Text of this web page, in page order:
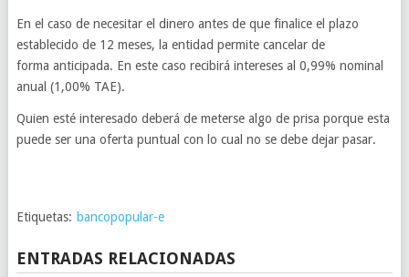
En el caso de necesitar el dinero antes de que finalice el plazo
establecido de 12 meses, la entidad permite cancelar de
forma anticipada. En este caso recibirá intereses al 0,99% nominal
anual (1,00% TAE).
Quien esté interesado deberá de meterse algo de prisa porque esta
puede ser una oferta puntual con lo cual no se debe dejar pasar.
Etiquetas: bancopopular-e
ENTRADAS RELACIONADAS